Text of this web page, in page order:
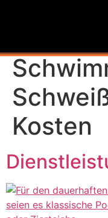
Kosten